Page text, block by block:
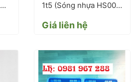
1t5 (Sóng nhựa HS007
Giá liên hệ